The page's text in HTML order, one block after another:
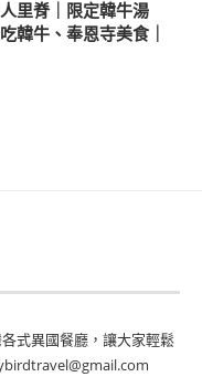
里脊｜限定韓牛湯
韓牛、奉恩寺美食｜
式異國餐廳，讓大家輕鬆